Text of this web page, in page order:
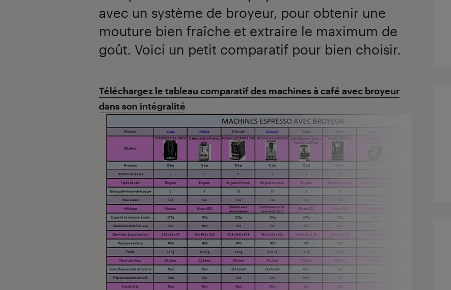
avec un système de broyeur, pour obtenir une
mouture bien fraîche et extraire le maximum de
goût. Voici un petit comparatif pour bien choisir.
Introduction
Téléchargez le tableau comparatif des machines à café avec broyeur
dans son intégralité